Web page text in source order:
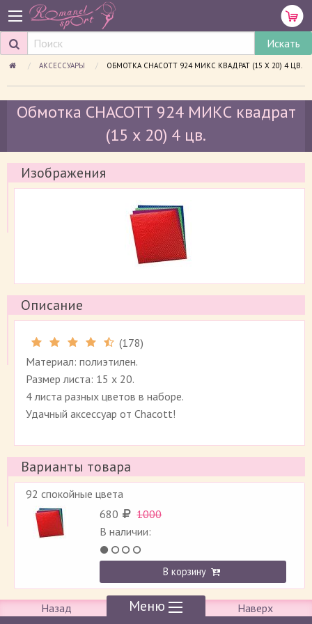
АКСЕССУАРЫ ПРОСМАТРИВАЕМАЯ СТРАНИЦА:
ОБМОТКА CHACOTT 924 МИКС КВАДРАТ (15 Х 20) 4 ЦВ.
Обмотка CHACOTT 924 МИКС квадрат
(15 х 20) 4 цв.
Изображения
Описание
(178)
Материал: полиэтилен.
Размер листа: 15 х 20.
4 листа разных цветов в наборе.
Удачный аксессуар от Chacott!
Варианты товара
92 спокойные цвета
680
1000
В наличии:
В корзину
Назад Меню Наверх